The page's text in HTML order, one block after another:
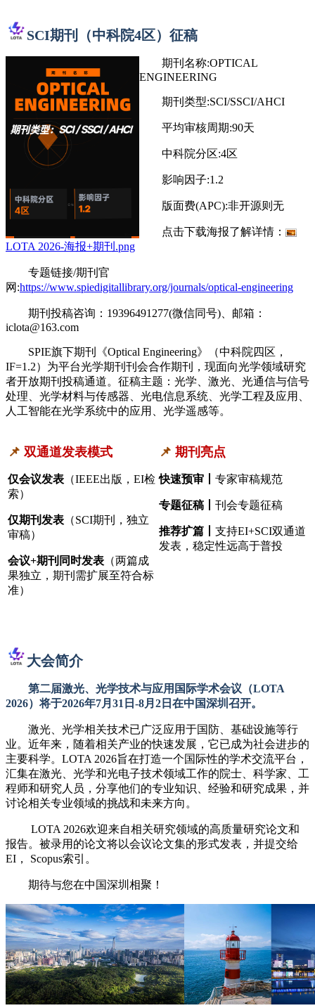
SCI期刊（中科院4区）征稿
期刊名称:OPTICAL
ENGINEERING
期刊类型:SCI/SSCI/AHCI
平均审核周期:90天
中科院分区:4区
影响因子:1.2
版面费(APC):非开源则无
点击下载海报了解详情：
LOTA 2026-海报+期刊.png
专题链接/期刊官
网:https://www.spiedigitallibrary.org/journals/optical-engineering
期刊投稿咨询：19396491277(微信同号)、邮箱：
iclota@163.com
SPIE旗下期刊《Optical Engineering》（中科院四区，
IF=1.2）为平台光学期刊刊会合作期刊，现面向光学领域研究
者开放期刊投稿通道。 征稿主题：光学、激光、光通信与信号
处理、光学材料与传感器、光电信息系统、光学工程及应用、
人工智能在光学系统中的应用、光学遥感等。
📌 双通道发表模式
仅会议发表 （IEEE出版，EI检
索）
仅期刊发表 （SCI期刊，独立
审稿）
会议+期刊同时发表 （两篇成
果独立，期刊需扩展至符合标
准）
📌 期刊亮点
快速预审丨 专家审稿规范
专题征稿丨 刊会专题征稿
推荐扩篇丨 支持EI+SCI双通道
发表，稳定性远高于普投
大会简介
第二届激光、光学技术与应用国际学术会议（LOTA
2026）将于2026年7月31日-8月2日在中国深圳召开。
激光、光学相关技术已广泛应用于国防、基础设施等行
业。近年来，随着相关产业的快速发展，它已成为社会进步的
主要科学。LOTA 2026旨在打造一个国际性的学术交流平台，
汇集在激光、光学和光电子技术领域工作的院士、科学家、工
程师和研究人员，分享他们的专业知识、经验和研究成果，并
讨论相关专业领域的挑战和未来方向。
LOTA 2026欢迎来自相关研究领域的高质量研究论文和
报告。 被录用的论文将以会议论文集的形式发表，并提交给
EI， Scopus索引。
期待与您在中国深圳相聚！